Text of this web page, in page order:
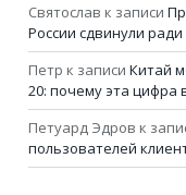
Святослав к записи
России сдвинули
Петр к записи Китай
20: почему эта
Петуард Эдров к
пользователей